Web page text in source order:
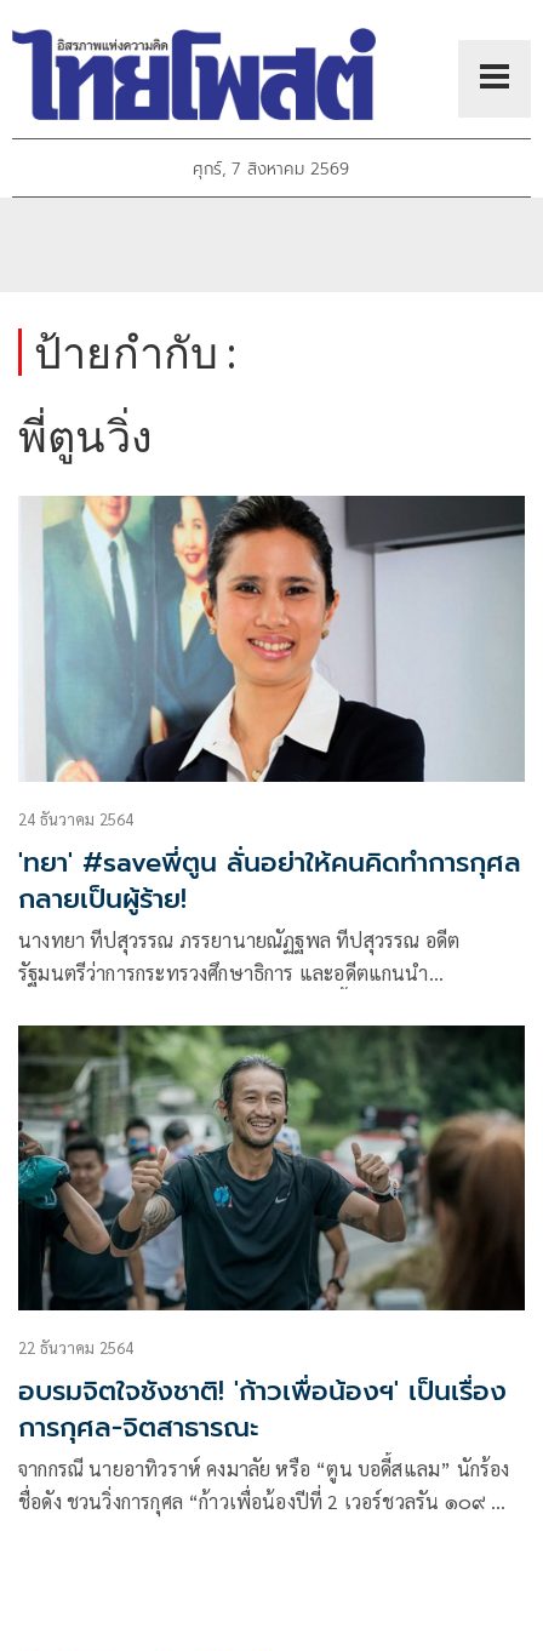
ศุกร์, 7 สิงหาคม 2569
ป้ายกำกับ :
พี่ตูนวิ่ง
24 ธันวาคม 2564
'ทยา' #saveพี่ตูน ลั่นอย่าให้คนคิดทำการกุศล
กลายเป็นผู้ร้าย!
นางทยา ทีปสุวรรณ ภรรยานายณัฏฐพล ทีปสุวรรณ อดีต
รัฐมนตรีว่าการกระทรวงศึกษาธิการ และอดีตแกนนำ
22 ธันวาคม 2564
อบรมจิตใจชังชาติ! 'ก้าวเพื่อน้องฯ' เป็นเรื่อง
การกุศล-จิตสาธารณะ
จากกรณี นายอาทิวราห์ คงมาลัย หรือ “ตูน บอดี้สแลม” นักร้อง
ชื่อดัง ชวนวิ่งการกุศล “ก้าวเพื่อน้องปีที่ 2 เวอร์ชวลรัน ๑๐๙ คำ